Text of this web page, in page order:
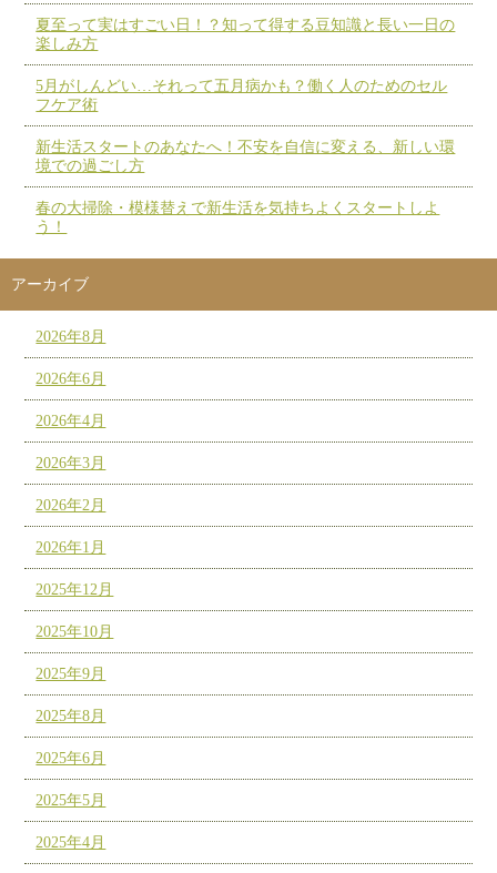
夏至って実はすごい日！？知って得する豆知識と長い一日の
楽しみ方
5月がしんどい…それって五月病かも？働く人のためのセル
フケア術
新生活スタートのあなたへ！不安を自信に変える、新しい環
境での過ごし方
春の大掃除・模様替えで新生活を気持ちよくスタートしよ
う！
アーカイブ
2026年8月
2026年6月
2026年4月
2026年3月
2026年2月
2026年1月
2025年12月
2025年10月
2025年9月
2025年8月
2025年6月
2025年5月
2025年4月